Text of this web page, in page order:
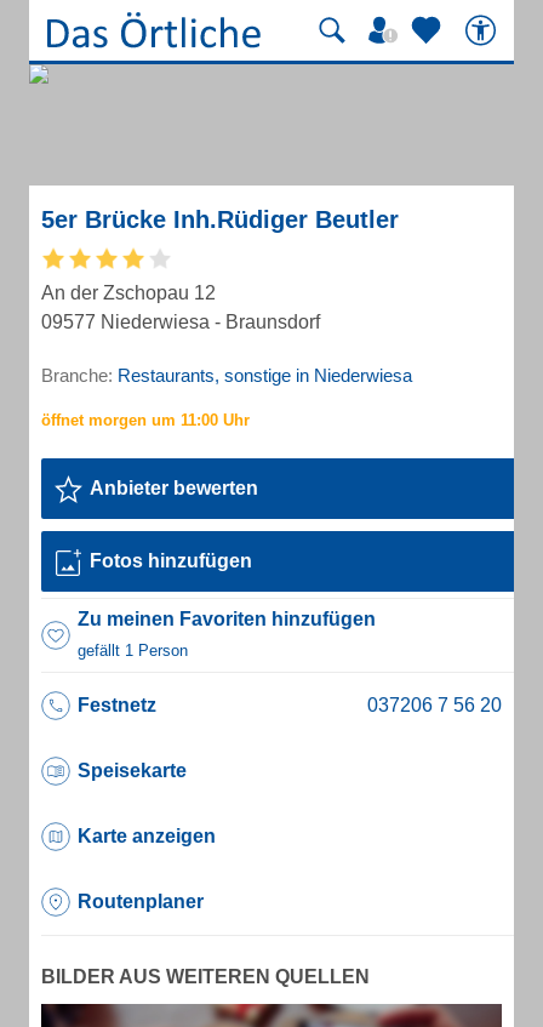
5er Brücke Inh.Rüdiger Beutler
An der Zschopau 12
09577 Niederwiesa - Braunsdorf
Branche: Restaurants, sonstige in Niederwiesa
Anbieter bewerten
Fotos hinzufügen
Zu meinen Favoriten hinzufügen
gefällt 1 Person
Festnetz
Speisekarte
Karte anzeigen
Routenplaner
BILDER AUS WEITEREN QUELLEN